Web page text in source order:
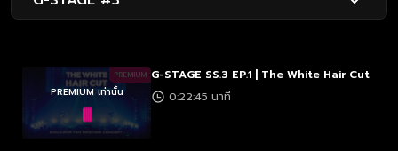
PREMIUM
PREMIUM เท่านั้น
G-STAGE SS.3 EP.1 | The White Hair Cut
0:22:45 นาที